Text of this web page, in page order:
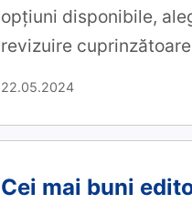
opțiuni disponibile,
revizuire
22.05.2024
Cei mai buni